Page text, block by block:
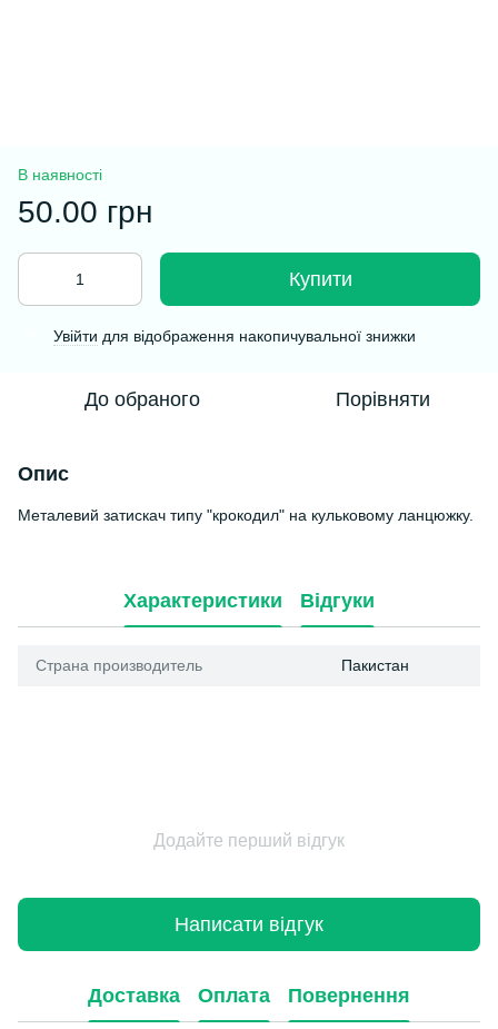
В наявності
50.00 грн
Купити
Увійти для відображення накопичувальної знижки
До обраного Порівняти
Опис
Металевий затискач типу "крокодил" на кульковому ланцюжку.
Характеристики Відгуки
Страна производитель Пакистан
Додайте перший відгук
Написати відгук
Доставка Оплата Повернення